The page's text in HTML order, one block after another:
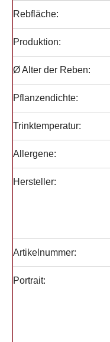
Rebfläche:
Produktion:
Ø Alter der Reben:
Pflanzendichte:
Trinktemperatur:
Allergene:
Hersteller:
Artikelnummer:
Portrait: